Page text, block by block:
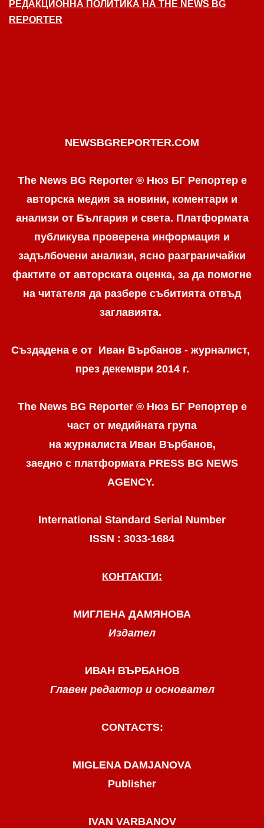
РЕДАКЦИОННА ПОЛИТИКА НА THE NEWS BG
REPORTER
NEWSBGREPORTER.COM
The News BG Reporter ® Нюз БГ Репортер е
авторска медия за новини, коментари и
анализи от България и света. Платформата
публикува проверена информация и
задълбочени анализи, ясно разграничaйки
фактите от авторската оценка, за да помогне
на читателя да разбере събитията отвъд
заглавията.
Създадена е от Иван Върбанов - журналист,
през декември 2014 г.
The News BG Reporter ® Нюз БГ Репортере
част от медийната група
на журналиста Иван Върбанов,
заедно с платформата PRESS BG NEWS
AGENCY.
International Standard Serial Number
ISSN : 3033-1684
КОНТАКТИ:
МИГЛЕНА ДАМЯНОВА
Издател
ИВАН ВЪРБАНОВ
Главен редактор и основател
CONTACTS:
MIGLENA DAMJANOVA
Publisher
IVAN VARBANOV